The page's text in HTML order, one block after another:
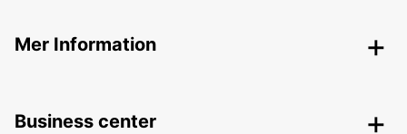
Mer Information
Business center